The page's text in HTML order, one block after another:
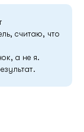
считаю, что
а не я.